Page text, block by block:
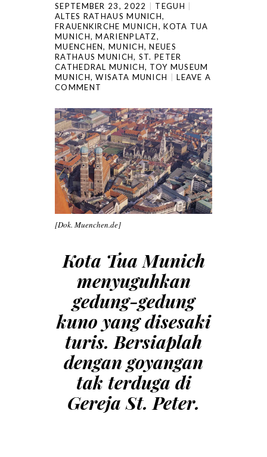
SEPTEMBER 23, 2022
TEGUH
ALTES RATHAUS MUNICH,
FRAUENKIRCHE MUNICH,KOTA TUA
MUNICH,MARIENPLATZ,
MUENCHEN,MUNICH,NEUES
RATHAUS MUNICH, ST. PETER
CATHEDRAL MUNICH, TOY MUSEUM
MUNICH,WISATA MUNICH
LEAVE A
COMMENT
[Dok. Muenchen.de]
Kota Tua Munich
menyuguhkan
gedung-gedung
kuno yang disesaki
turis. Bersiaplah
dengan goyangan
tak terduga di
Gereja St. Peter.